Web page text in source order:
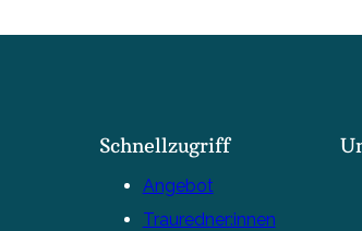
Schnellzugriff
Angebot
Trauredner:innen